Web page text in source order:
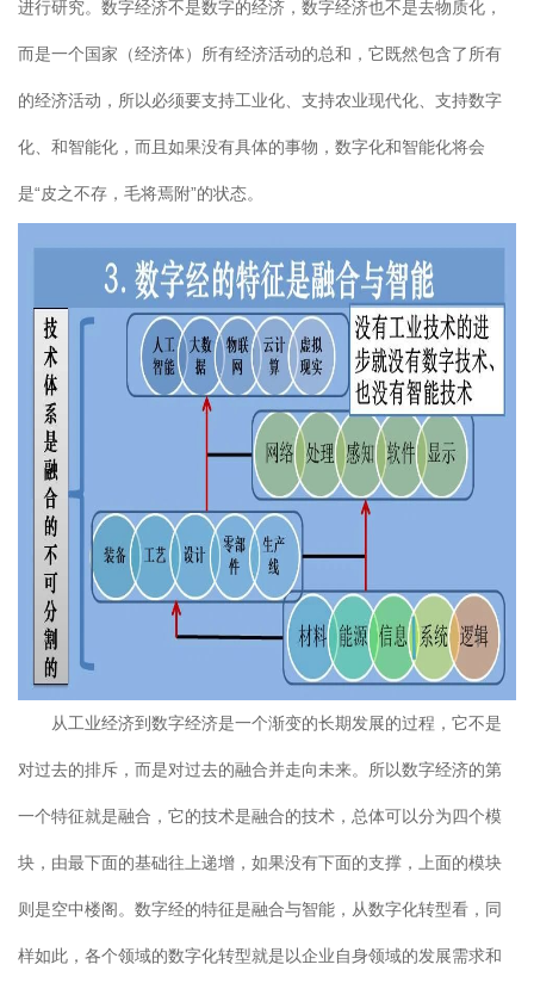
进行研究。数字经济不是数字的经济，数字经济也不是去物质化，
而是一个国家（经济体）所有经济活动的总和，它既然包含了所有
的经济活动，所以必须要支持工业化、支持农业现代化、支持数字
化、和智能化，而且如果没有具体的事物，数字化和智能化将会
是“皮之不存，毛将焉附”的状态。
从工业经济到数字经济是一个渐变的长期发展的过程，它不是
对过去的排斥，而是对过去的融合并走向未来。所以数字经济的第
一个特征就是融合，它的技术是融合的技术，总体可以分为四个模
块，由最下面的基础往上递增，如果没有下面的支撑，上面的模块
则是空中楼阁。数字经的特征是融合与智能，从数字化转型看，同
样如此，各个领域的数字化转型就是以企业自身领域的发展需求和